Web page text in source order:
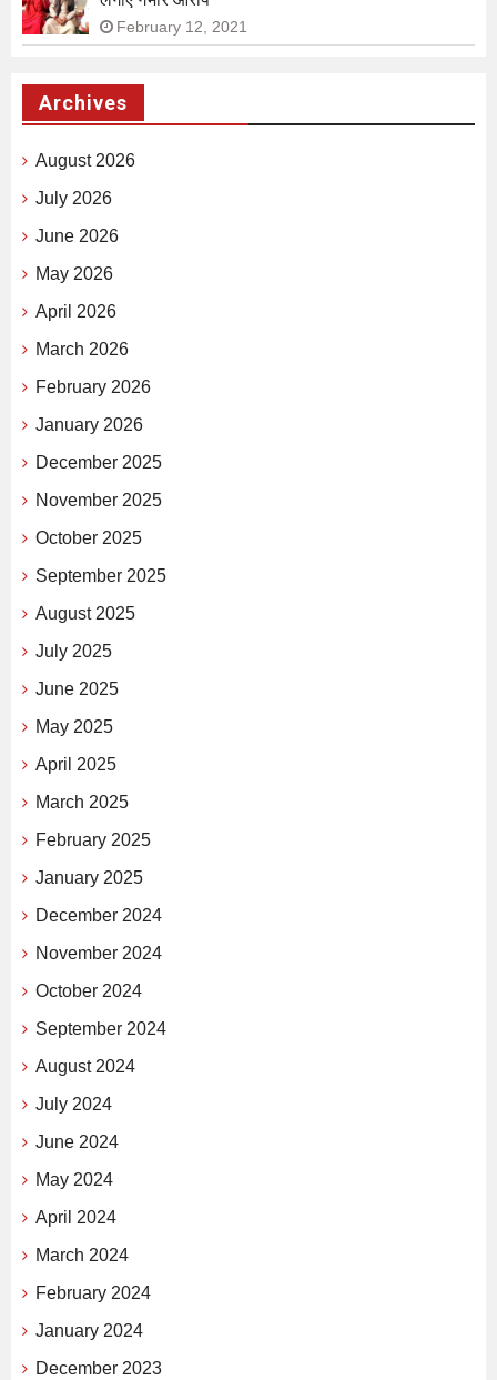
February 12, 2021
Archives
August 2026
July 2026
June 2026
May 2026
April 2026
March 2026
February 2026
January 2026
December 2025
November 2025
October 2025
September 2025
August 2025
July 2025
June 2025
May 2025
April 2025
March 2025
February 2025
January 2025
December 2024
November 2024
October 2024
September 2024
August 2024
July 2024
June 2024
May 2024
April 2024
March 2024
February 2024
January 2024
December 2023